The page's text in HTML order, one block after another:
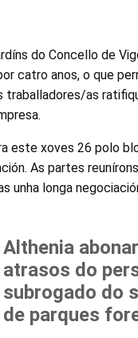
do Concello de
catro anos, o que
traballadores/as
este xoves 26 polo
As partes
unha longa
Althenia
atrasos do
subrogado do
de parques